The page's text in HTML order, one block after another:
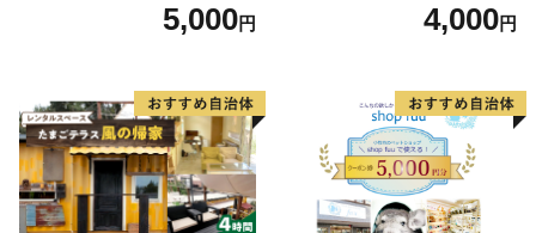
5,000円 4,000円